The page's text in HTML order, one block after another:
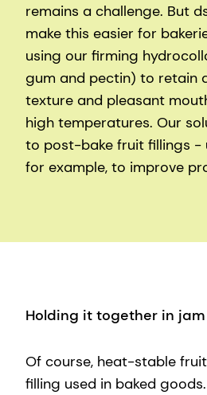
remains a challenge. But
make this easier for
using our firming
gum and pectin) to retain
texture and pleasant
high temperatures. Our
to post-bake fruit fillings -
for example, to improve
Holding it together in jam
Of course, heat-stable
filling used in baked